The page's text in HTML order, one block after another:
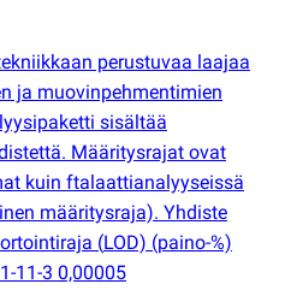
perustuvaa laajaa
ja muovinpehmentimien
sisältää
Määritysrajat ovat
kuin ftalaattianalyyseissä
määritysraja). Yhdiste
(LOD) (paino-%)
11-3 0,00005